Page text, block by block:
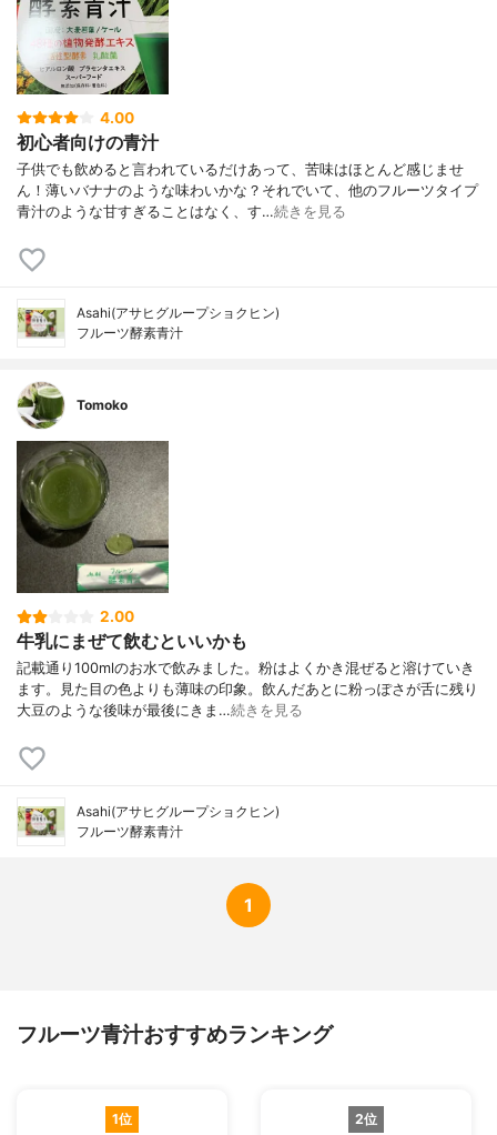
4.00
初心者向けの青汁
子供でも飲めると言われているだけあって、苦味はほとんど感じませ
ん！薄いバナナのような味わいかな？それでいて、他のフルーツタイプ
青汁のような甘すぎることはなく、す…続きを見る
Asahi(アサヒグループショクヒン)
フルーツ酵素青汁
Tomoko
2.00
牛乳にまぜて飲むといいかも
記載通り100mlのお水で飲みました。粉はよくかき混ぜると溶けていき
ます。見た目の色よりも薄味の印象。飲んだあとに粉っぽさが舌に残り
大豆のような後味が最後にきま…続きを見る
Asahi(アサヒグループショクヒン)
フルーツ酵素青汁
1
フルーツ青汁おすすめランキング
1位 2位